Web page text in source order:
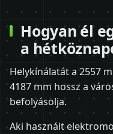
Hogyan él
a
Helykínálatát a 2557
4187 mm hossz a
befolyásolja.
Aki használt